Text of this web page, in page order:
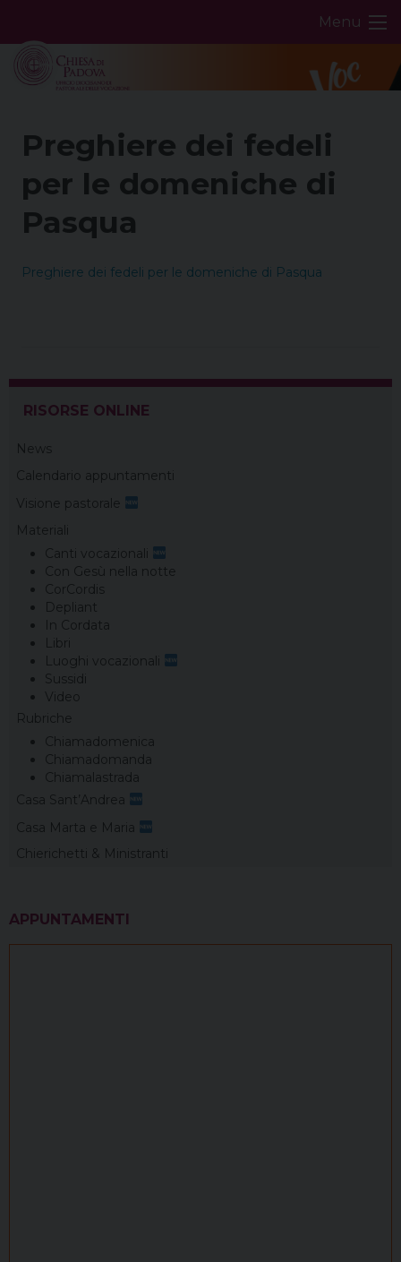
content
Menu
Preghiere dei fedeli
per le domeniche di
Pasqua
Preghiere dei fedeli per le domeniche di Pasqua
RISORSE ONLINE
News
Calendario appuntamenti
Visione pastorale
Materiali
Canti vocazionali
Con Gesù nella notte
CorCordis
Depliant
In Cordata
Libri
Luoghi vocazionali
Sussidi
Video
Rubriche
Chiamadomenica
Chiamadomanda
Chiamalastrada
Casa Sant’Andrea
Casa Marta e Maria
Chierichetti & Ministranti
APPUNTAMENTI